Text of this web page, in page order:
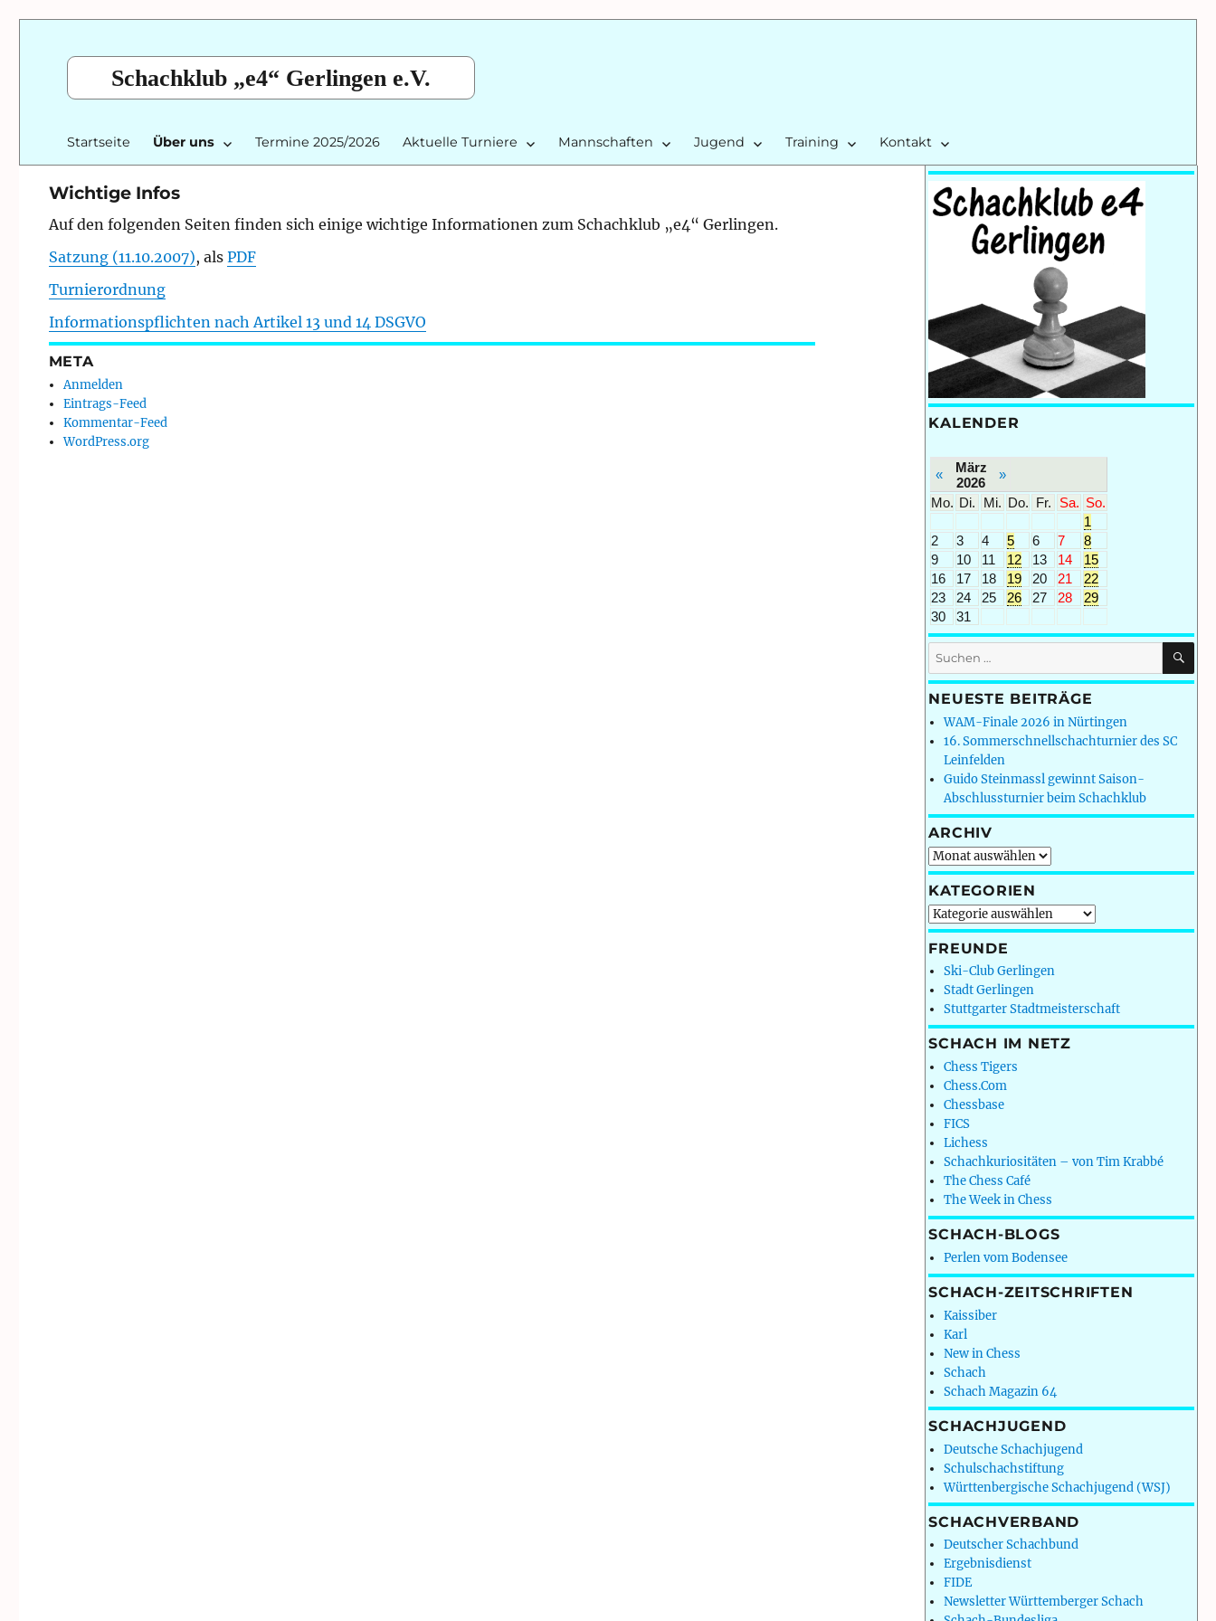
Schachklub „e4“ Gerlingen e.V.
Startseite Über uns Termine 2025/2026 Aktuelle Turniere Mannschaften Jugend Training Kontakt
Wichtige Infos
Auf den folgenden Seiten finden sich einige wichtige Informationen zum Schachklub „e4“ Gerlingen.
Satzung (11.10.2007), als PDF
Turnierordnung
Informationspflichten nach Artikel 13 und 14 DSGVO
META
Anmelden
Eintrags-Feed
Kommentar-Feed
WordPress.org
KALENDER
«
März
2026
»
Mo. Di. Mi. Do. Fr. Sa. So.
1
2
3 4 5 6 7
8
9
10 11 12 13 14
15
16
17 18 19 20 21
22
23
24 25 26 27 28
29
30
31
Suchen
nach:
NEUESTE BEITRÄGE
WAM-Finale 2026 in Nürtingen
16. Sommerschnellschachturnier des SC
Leinfelden
Guido Steinmassl gewinnt Saison-
Abschlussturnier beim Schachklub
ARCHIV
Archiv
KATEGORIEN
Kategorien
FREUNDE
Ski-Club Gerlingen
Stadt Gerlingen
Stuttgarter Stadtmeisterschaft
SCHACH IM NETZ
Chess Tigers
Chess.Com
Chessbase
FICS
Lichess
Schachkuriositäten – von Tim Krabbé
The Chess Café
The Week in Chess
SCHACH-BLOGS
Perlen vom Bodensee
SCHACH-ZEITSCHRIFTEN
Kaissiber
Karl
New in Chess
Schach
Schach Magazin 64
SCHACHJUGEND
Deutsche Schachjugend
Schulschachstiftung
Württenbergische Schachjugend (WSJ)
SCHACHVERBAND
Deutscher Schachbund
Ergebnisdienst
FIDE
Newsletter Württemberger Schach